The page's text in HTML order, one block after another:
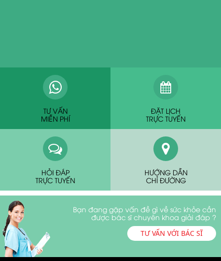
TƯ VẤN
MIỄN PHÍ
ĐẶT LỊCH
TRỰC TUYẾN
HỎI ĐÁP
TRỰC TUYẾN
HƯỚNG DẪN
CHỈ ĐƯỜNG
Bạn đang gặp vấn đề gì về sức khỏe cần
được bác sĩ chuyên khoa giải đáp ?
TƯ VẤN VỚI BÁC SĨ